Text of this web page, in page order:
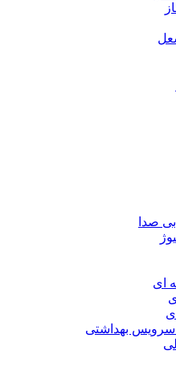
صدا
ای
بهداشتی